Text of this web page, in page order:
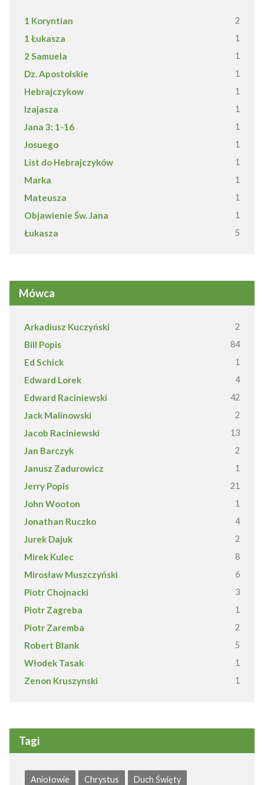
1 Koryntian 2
1 Łukasza 1
2 Samuela 1
Dz. Apostolskie 1
Hebrajczykow 1
Izajasza 1
Jana 3: 1-16 1
Josuego 1
List do Hebrajczyków 1
Marka 1
Mateusza 1
Objawienie Św. Jana 1
Łukasza 5
Mówca
Arkadiusz Kuczyński 2
Bill Popis 84
Ed Schick 1
Edward Lorek 4
Edward Raciniewski 42
Jack Malinowski 2
Jacob Raciniewski 13
Jan Barczyk 2
Janusz Zadurowicz 1
Jerry Popis 21
John Wooton 1
Jonathan Ruczko 4
Jurek Dajuk 2
Mirek Kulec 8
Mirosław Muszczyński 6
Piotr Chojnacki 3
Piotr Zagreba 1
Piotr Zaremba 2
Robert Blank 5
Włodek Tasak 1
Zenon Kruszynski 1
Tagi
Aniołowie Chrystus Duch Święty